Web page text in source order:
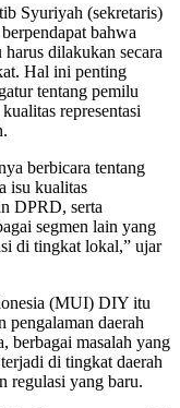
Syuriyah (sekretaris)
bahwa
dilakukan secara
Hal ini penting
tentang pemilu
representasi
berbicara tentang
isu kualitas
DPRD, serta
segmen lain yang
di tingkat lokal,” ujar
(MUI) DIY itu
pengalaman daerah
berbagai masalah yang
di tingkat daerah
regulasi yang baru.